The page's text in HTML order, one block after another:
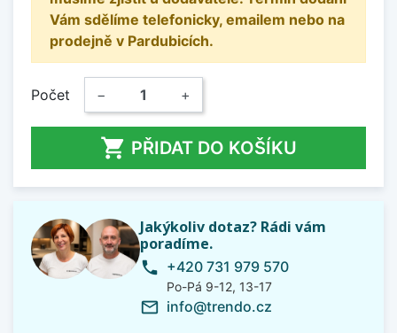
Vám sdělíme telefonicky, emailem nebo na
prodejně v Pardubicích.
Počet − +
 PŘIDAT DO KOŠÍKU
Jakýkoliv dotaz? Rádi vám
poradíme.
phone +420 731 979 570
Po-Pá 9-12, 13-17
mail_outline info@trendo.cz